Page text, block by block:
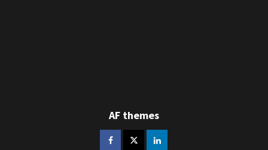
AF themes